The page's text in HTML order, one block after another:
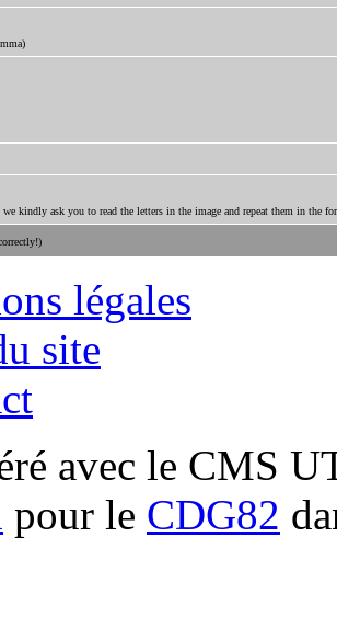
kindly ask you to read the letters in the image and repeat them in the
légales
site
avec le CMS
pour le CDG82